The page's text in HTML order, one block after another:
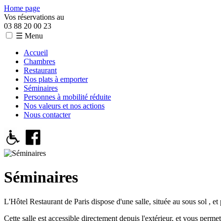
Home page
Vos réservations au
03 88 20 00 23
☰ Menu
Accueil
Chambres
Restaurant
Nos plats à emporter
Séminaires
Personnes à mobilité réduite
Nos valeurs et nos actions
Nous contacter
Séminaires
L'Hôtel Restaurant de Paris dispose d'une salle, située au sous sol ,
Cette salle est accessible directement depuis l'extérieur, et vous